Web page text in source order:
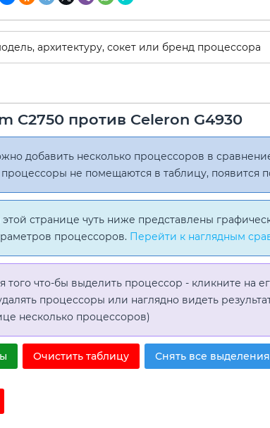
C2750 против Celeron G4930
добавить несколько процессоров в
не помещаются в таблицу, появится
странице чуть ниже представлены
процессоров. Перейти к наглядным
того что-бы выделить процессор - кликните на
процессоры или наглядно видеть
несколько процессоров)
Очистить таблицу Снять все выделения